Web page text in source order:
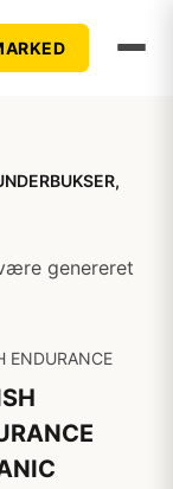
genereret
ENDURANCE